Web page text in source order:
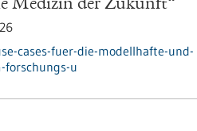
Medizin der Zukunft“
cases-fuer-die-modellhafte-und-
forschungs-u